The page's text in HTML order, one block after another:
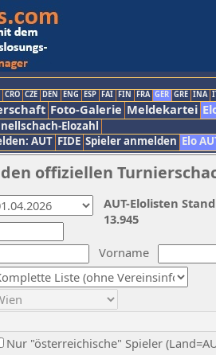
CRO CZE DEN ENG ESP FAI FIN FRA GER GRE INA
Foto-Galerie Meldekartei
Elozahl
AUT FIDE Spieler anmelden Elo
offiziellen
Vorname
Nur "österreichische" Spieler
AUT-Elolisten
13.945